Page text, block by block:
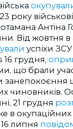
року
Антіна
Від жовтня в
успіхи
грудня,
що брали
занепокоєння
чиновників.
21 грудня
в окупаційних
липня